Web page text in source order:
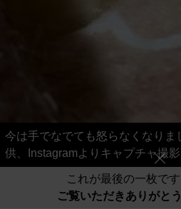
今は手でなでても怒らなくなりま
供、Instagramよりキャプチャ撮
これが最後の一枚です
ご覧いただきありがと